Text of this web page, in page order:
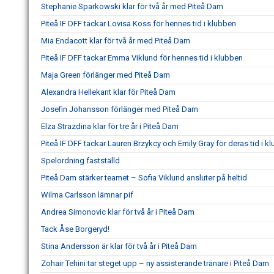
Stephanie Sparkowski klar för två år med Piteå Dam
Piteå IF DFF tackar Lovisa Koss för hennes tid i klubben
Mia Endacott klar för två år med Piteå Dam
Piteå IF DFF tackar Emma Viklund för hennes tid i klubben
Maja Green förlänger med Piteå Dam
Alexandra Hellekant klar för Piteå Dam
Josefin Johansson förlänger med Piteå Dam
Elza Strazdina klar för tre år i Piteå Dam
Piteå IF DFF tackar Lauren Brzykcy och Emily Gray för deras tid i
Spelordning fastställd
Piteå Dam stärker teamet – Sofia Viklund ansluter på heltid
Wilma Carlsson lämnar pif
Andrea Simonovic klar för två år i Piteå Dam
Tack Åse Borgeryd!
Stina Andersson är klar för två år i Piteå Dam
Zohair Tehini tar steget upp – ny assisterande tränare i Piteå Dam